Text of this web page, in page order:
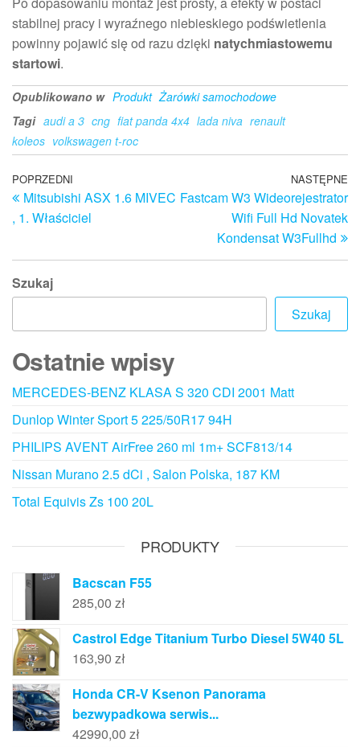
stabilnej pracy i wyraźnego niebieskiego podświetlenia
powinny pojawić się od razu dzięki natychmiastowemu
startowi.
Opublikowano w Produkt Żarówki samochodowe
Tagi audi a 3 cng fiat panda 4x4 lada niva renault
koleos volkswagen t-roc
Nawigacja
wpisu
Poprzedni
wpis
POPRZEDNI
Mitsubishi ASX 1.6 MIVEC
, 1. Właściciel
NASTĘPNE
Fastcam W3 Wideorejestrator
Wifi Full Hd Novatek
Kondensat W3Fullhd
Szukaj
Szukaj
Ostatnie wpisy
MERCEDES-BENZ KLASA S 320 CDI 2001 Matt
Dunlop Winter Sport 5 225/50R17 94H
PHILIPS AVENT AirFree 260 ml 1m+ SCF813/14
Nissan Murano 2.5 dCi , Salon Polska, 187 KM
Total Equivis Zs 100 20L
PRODUKTY
Bacscan F55
285,00 zł
Castrol Edge Titanium Turbo Diesel 5W40 5L
163,90 zł
Honda CR-V Ksenon Panorama
bezwypadkowa serwis...
42990,00 zł